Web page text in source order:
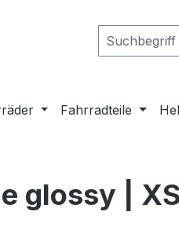
Fahrradteile
glossy |